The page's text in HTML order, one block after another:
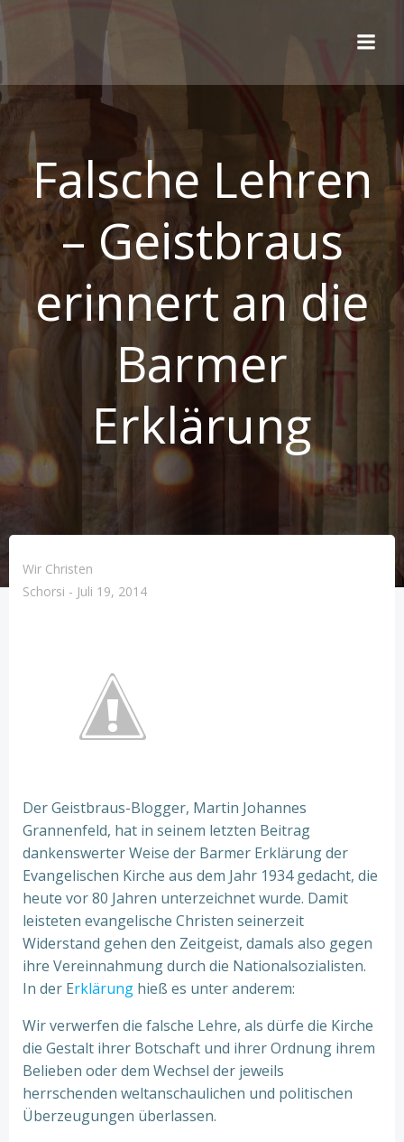
Falsche Lehren
– Geistbraus
erinnert an die
Barmer
Erklärung
Wir Christen
Schorsi - Juli 19, 2014
Der Geistbraus-Blogger, Martin Johannes
Grannenfeld, hat in seinem letzten Beitrag
dankenswerter Weise der Barmer Erklärung der
Evangelischen Kirche aus dem Jahr 1934 gedacht, die
heute vor 80 Jahren unterzeichnet wurde. Damit
leisteten evangelische Christen seinerzeit
Widerstand gehen den Zeitgeist, damals also gegen
ihre Vereinnahmung durch die Nationalsozialisten.
In der Erklärung hieß es unter anderem:
Wir verwerfen die falsche Lehre, als dürfe die Kirche
die Gestalt ihrer Botschaft und ihrer Ordnung ihrem
Belieben oder dem Wechsel der jeweils
herrschenden weltanschaulichen und politischen
Überzeugungen überlassen.